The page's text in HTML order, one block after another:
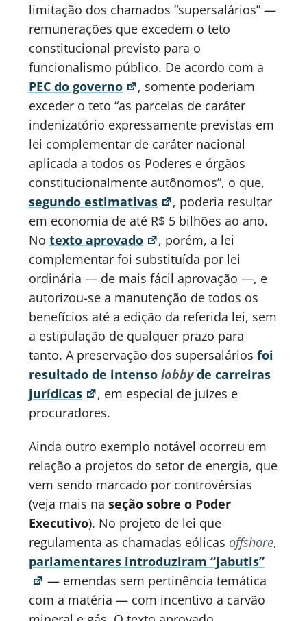
limitação dos chamados “supersalários” —
remunerações que excedem o teto
constitucional previsto para o
funcionalismo público. De acordo com a
PEC do governo
, somente poderiam
exceder o teto “as parcelas de caráter
indenizatório expressamente previstas em
lei complementar de caráter nacional
aplicada a todos os Poderes e órgãos
constitucionalmente autônomos”, o que,
segundo estimativas
, poderia resultar
em economia de até R$ 5 bilhões ao ano.
No texto aprovado
, porém, a lei
complementar foi substituída por lei
ordinária — de mais fácil aprovação —, e
autorizou-se a manutenção de todos os
benefícios até a edição da referida lei, sem
a estipulação de qualquer prazo para
tanto. A preservação dos supersalários foi
resultado de intenso lobbyde carreiras
jurídicas
, em especial de juízes e
procuradores.
Ainda outro exemplo notável ocorreu em
relação a projetos do setor de energia, que
vem sendo marcado por controvérsias
(veja mais na seção sobre o Poder
Executivo). No projeto de lei que
regulamenta as chamadas eólicas offshore,
parlamentares introduziram “jabutis”
— emendas sem pertinência temática
com a matéria — com incentivo a carvão